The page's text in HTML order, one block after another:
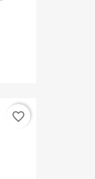
favorite_border